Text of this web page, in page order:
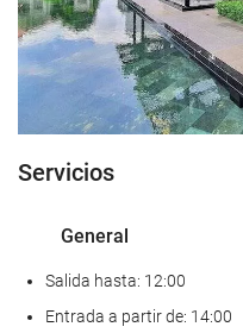
Servicios
General
Salida hasta: 12:00
Entrada a partir de: 14:00